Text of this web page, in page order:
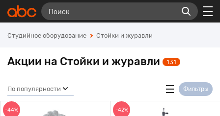
Студийное оборудование Стойки и журавли
Акции на Стойки и журавли 131
По популярности Фильтры
-44% -42%